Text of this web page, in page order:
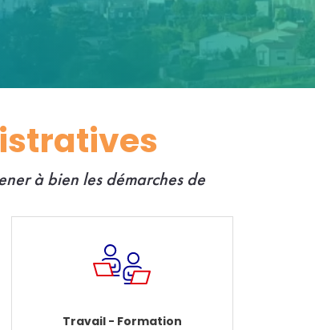
à bien les démarches de
Travail - Formation